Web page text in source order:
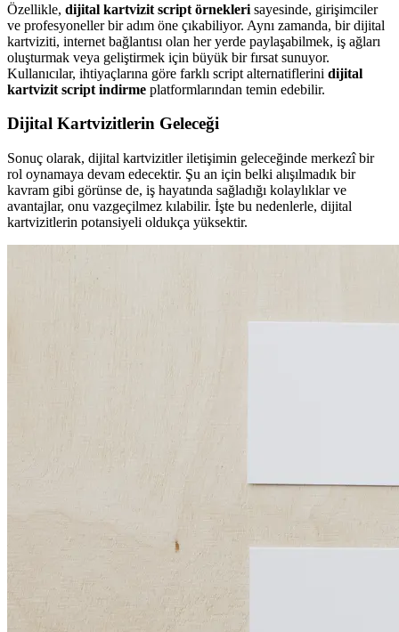
Özellikle, dijital kartvizit script örnekleri sayesinde, girişimciler
ve profesyoneller bir adım öne çıkabiliyor. Aynı zamanda, bir dijital
kartviziti, internet bağlantısı olan her yerde paylaşabilmek, iş ağları
oluşturmak veya geliştirmek için büyük bir fırsat sunuyor.
Kullanıcılar, ihtiyaçlarına göre farklı script alternatiflerini dijital
kartvizit script indirme platformlarından temin edebilir.
Dijital Kartvizitlerin Geleceği
Sonuç olarak, dijital kartvizitler iletişimin geleceğinde merkezî bir
rol oynamaya devam edecektir. Şu an için belki alışılmadık bir
kavram gibi görünse de, iş hayatında sağladığı kolaylıklar ve
avantajlar, onu vazgeçilmez kılabilir. İşte bu nedenlerle, dijital
kartvizitlerin potansiyeli oldukça yüksektir.